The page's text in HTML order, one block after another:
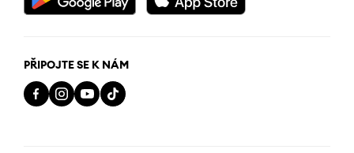
PŘIPOJTE SE K NÁM